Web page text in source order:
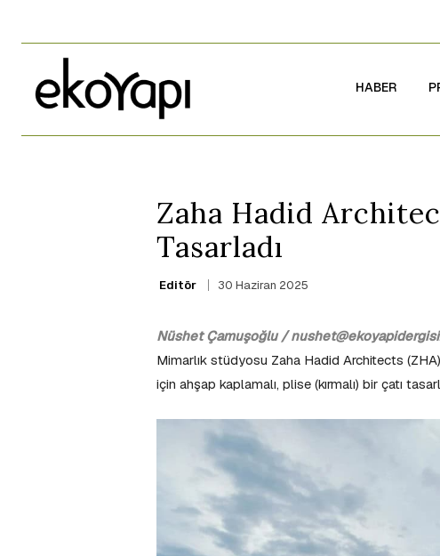
HABER
Zaha Hadid
Tasarladı
Editör 30 Haziran 2025
Nüshet Çamuşoğlu /
Mimarlık stüdyosu Zaha Hadid Architects
için ahşap kaplamalı, plise (kırmalı) bir çatı